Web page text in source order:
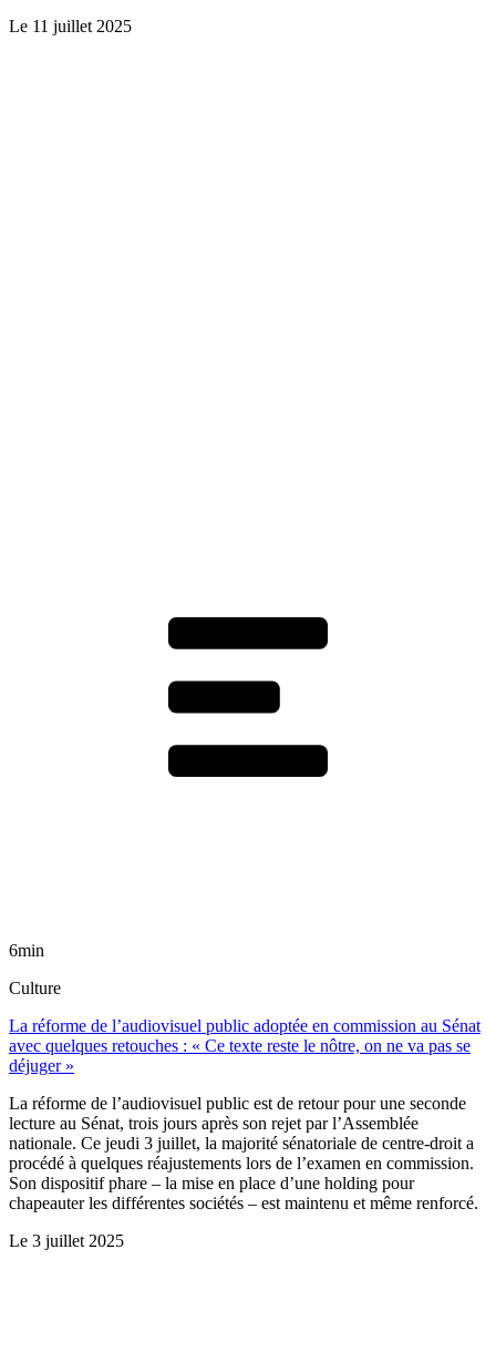
Le 11 juillet 2025
6min
Culture
La réforme de l’audiovisuel public adoptée en commission au Sénat
avec quelques retouches : « Ce texte reste le nôtre, on ne va pas se
déjuger »
La réforme de l’audiovisuel public est de retour pour une seconde
lecture au Sénat, trois jours après son rejet par l’Assemblée
nationale. Ce jeudi 3 juillet, la majorité sénatoriale de centre-droit a
procédé à quelques réajustements lors de l’examen en commission.
Son dispositif phare – la mise en place d’une holding pour
chapeauter les différentes sociétés – est maintenu et même renforcé.
Le 3 juillet 2025